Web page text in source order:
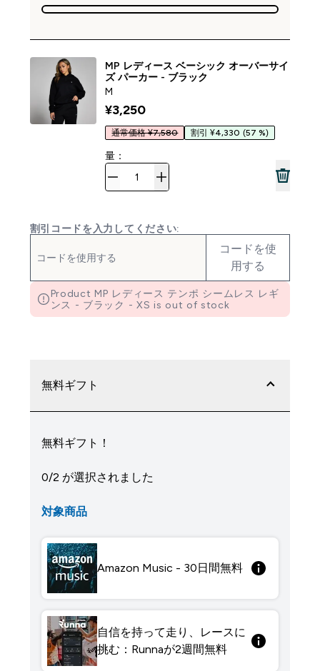
MP レディース ベーシック オーバーサイ
ズ パーカー - ブラック
M
¥3,250‎
通常価格 ¥7,580 割引 ¥4,330 (57 %)
量：
割引コードを入力してください:
コードを使
用する
Product MP レディース テンポ シームレス レギ
ンス - ブラック - XS is out of stock
無料ギフト
無料ギフト！
0/2 が選択されました
対象商品
Amazon Music - 30日間無料
自信を持って走り、レースに
挑む：Runnaが2週間無料